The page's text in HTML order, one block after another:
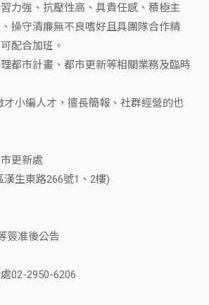
力強、抗壓性高、具責任感、積極主
操守清廉無不良嗜好且具團隊合作精
配合加班。
都市計畫、都市更新等相關業務及臨時
才小編人才，擅長簡報、社群經營的也
更新處
漢生東路266號1、2樓)
簽准後公告
02-2950-6206